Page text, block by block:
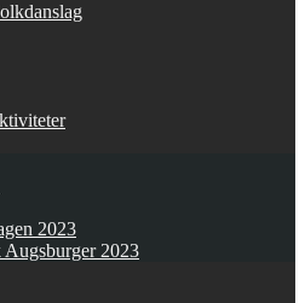
2023
2023